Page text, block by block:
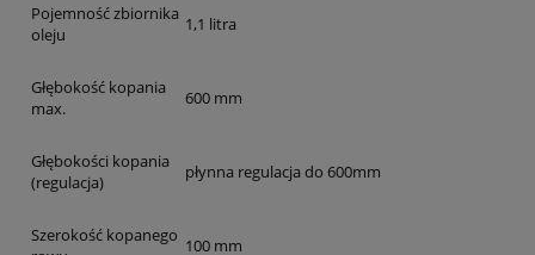
Pojemność zbiornika
oleju
1,1 litra
Głębokość kopania
max.
600 mm
Głębokości kopania
(regulacja)
płynna regulacja do 600mm
Szerokość kopanego 100 mm